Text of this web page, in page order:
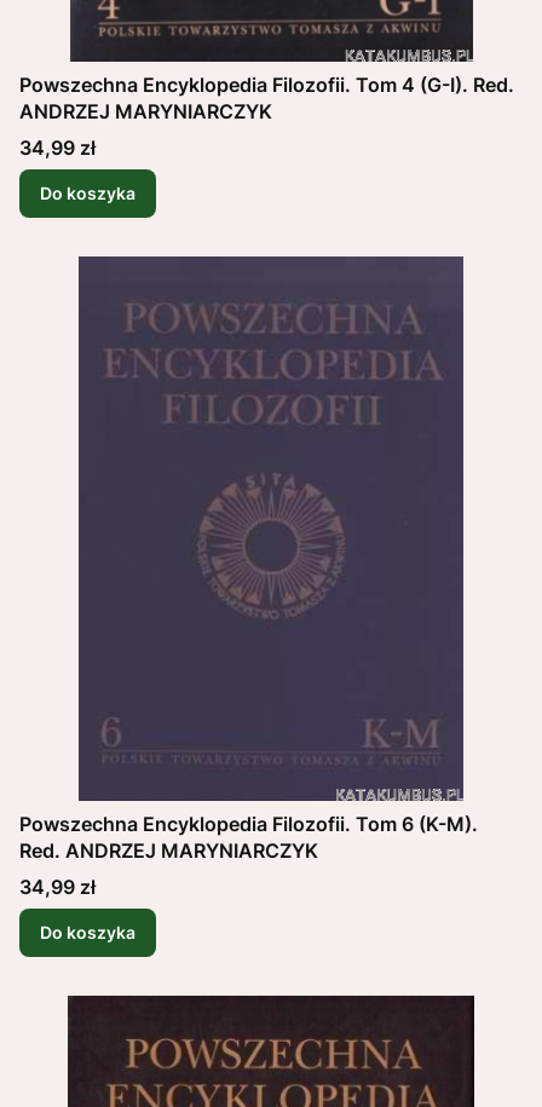
Powszechna Encyklopedia Filozofii. Tom 4 (G-I). Red.
ANDRZEJ MARYNIARCZYK
Cena
34,99 zł
Do koszyka
Powszechna Encyklopedia Filozofii. Tom 6 (K-M).
Red. ANDRZEJ MARYNIARCZYK
Cena
34,99 zł
Do koszyka